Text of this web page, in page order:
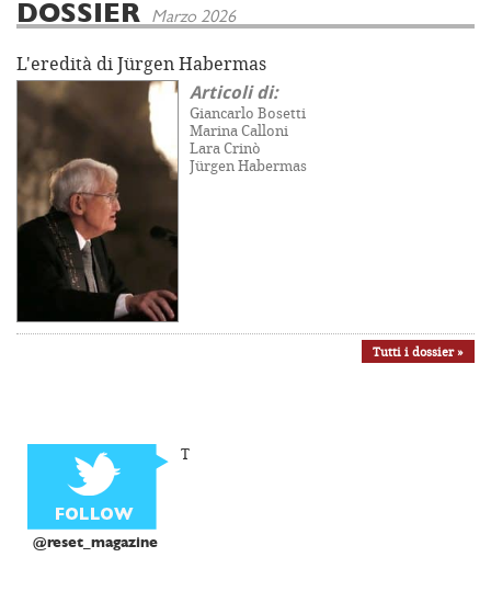
DOSSIER Marzo 2026
L'eredità di Jürgen Habermas
Articoli di:
Giancarlo Bosetti
Marina Calloni
Lara Crinò
Jürgen Habermas
Tutti i dossier »
@reset_magazine
T